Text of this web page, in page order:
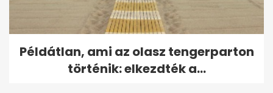
Példátlan, ami az olasz tengerparton
történik: elkezdték a...